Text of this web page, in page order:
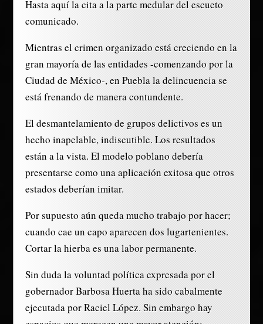
Hasta aquí la cita a la parte medular del escueto
comunicado.
Mientras el crimen organizado está creciendo en la
gran mayoría de las entidades -comenzando por la
Ciudad de México-, en Puebla la delincuencia se
está frenando de manera contundente.
El desmantelamiento de grupos delictivos es un
hecho inapelable, indiscutible. Los resultados
están a la vista. El modelo poblano debería
presentarse como una aplicación exitosa que otros
estados deberían imitar.
Por supuesto aún queda mucho trabajo por hacer;
cuando cae un capo aparecen dos lugartenientes.
Cortar la hierba es una labor permanente.
Sin duda la voluntad política expresada por el
gobernador Barbosa Huerta ha sido cabalmente
ejecutada por Raciel López. Sin embargo hay